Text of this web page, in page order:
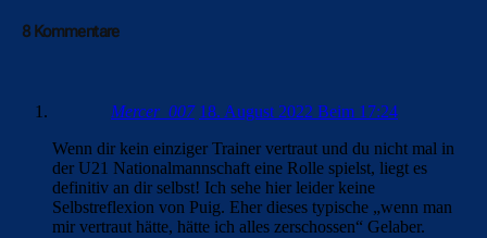
8 Kommentare
Mercer_007 18. August 2022 Beim 17:24
Wenn dir kein einziger Trainer vertraut und du nicht mal in
der U21 Nationalmannschaft eine Rolle spielst, liegt es
definitiv an dir selbst! Ich sehe hier leider keine
Selbstreflexion von Puig. Eher dieses typische „wenn man
mir vertraut hätte, hätte ich alles zerschossen“ Gelaber.